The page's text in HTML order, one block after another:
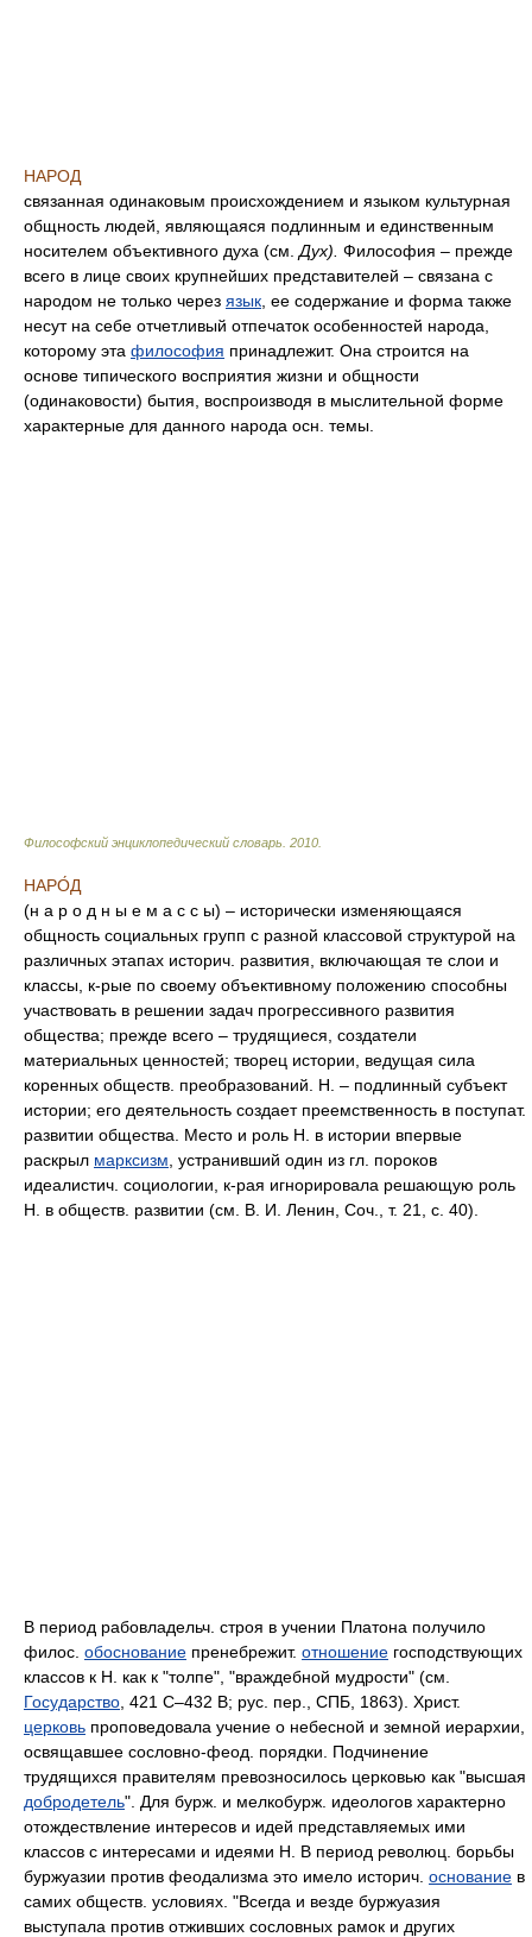
НАРОД
связанная одинаковым происхождением и языком культурная
общность людей, являющаяся подлинным и единственным
носителем объективного духа (см. Дух). Философия – прежде
всего в лице своих крупнейших представителей – связана с
народом не только через язык , ее содержание и форма также
несут на себе отчетливый отпечаток особенностей народа,
которому эта философия принадлежит. Она строится на
основе типического восприятия жизни и общности
(одинаковости) бытия, воспроизводя в мыслительной форме
характерные для данного народа осн. темы.
Философский энциклопедический словарь 2010
НАРО́Д
(н а р о д н ы е м а с с ы) – исторически изменяющаяся
общность социальных групп с разной классовой структурой на
различных этапах историч. развития, включающая те слои и
классы, к-рые по своему объективному положению способны
участвовать в решении задач прогрессивного развития
общества; прежде всего – трудящиеся, создатели
материальных ценностей; творец истории, ведущая сила
коренных обществ. преобразований. Н. – подлинный субъект
истории; его деятельность создает преемственность в поступат.
развитии общества. Место и роль Н. в истории впервые
раскрыл марксизм , устранивший один из гл. пороков
идеалистич. социологии, к-рая игнорировала решающую роль
Н. в обществ. развитии (см. В. И. Ленин, Соч., т. 21, с. 40).
В период рабовладельч. строя в учении Платона получило
филос. обоснование пренебрежит. отношение господствующих
классов к Н. как к "толпе", "враждебной мудрости" (см.
Государство , 421 С–432 В; рус. пер., СПБ, 1863). Христ.
церковь проповедовала учение о небесной и земной иерархии,
освящавшее сословно-феод. порядки. Подчинение
трудящихся правителям превозносилось церковью как "высшая
добродетель". Для бурж. и мелкобурж. идеологов характерно
отождествление интересов и идей представляемых ими
классов с интересами и идеями Н. В период революц. борьбы
буржуазии против феодализма это имело историч. основание в
самих обществ. условиях. "Всегда и везде буржуазия
выступала против отживших сословных рамок и других